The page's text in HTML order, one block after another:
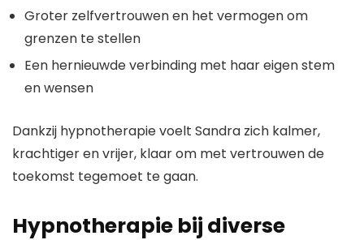
Groter zelfvertrouwen en het vermogen om
grenzen te stellen
Een hernieuwde verbinding met haar eigen stem
en wensen
Dankzij hypnotherapie voelt Sandra zich kalmer,
krachtiger en vrijer, klaar om met vertrouwen de
toekomst tegemoet te gaan.
Hypnotherapie bij diverse